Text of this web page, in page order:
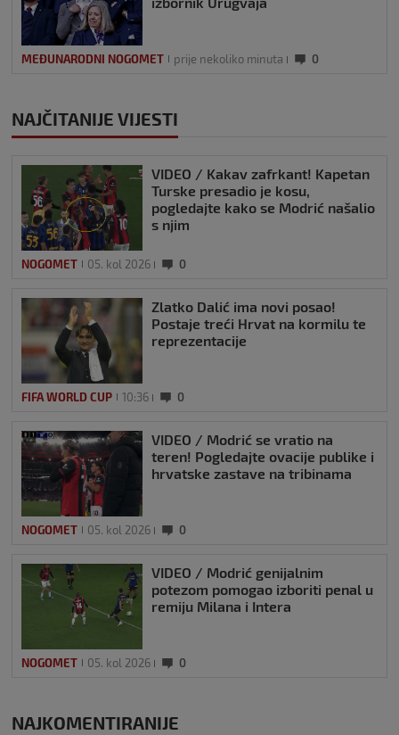
MEĐUNARODNI NOGOMET prije nekoliko minuta 0
NAJČITANIJE VIJESTI
VIDEO / Kakav zafrkant! Kapetan
Turske presadio je kosu,
pogledajte kako se Modrić našalio
s njim
NOGOMET 05. kol 2026 0
Zlatko Dalić ima novi posao!
Postaje treći Hrvat na kormilu te
reprezentacije
FIFA WORLD CUP 10:36 0
VIDEO / Modrić se vratio na
teren! Pogledajte ovacije publike i
hrvatske zastave na tribinama
NOGOMET 05. kol 2026 0
VIDEO / Modrić genijalnim
potezom pomogao izboriti penal u
remiju Milana i Intera
NOGOMET 05. kol 2026 0
NAJKOMENTIRANIJE